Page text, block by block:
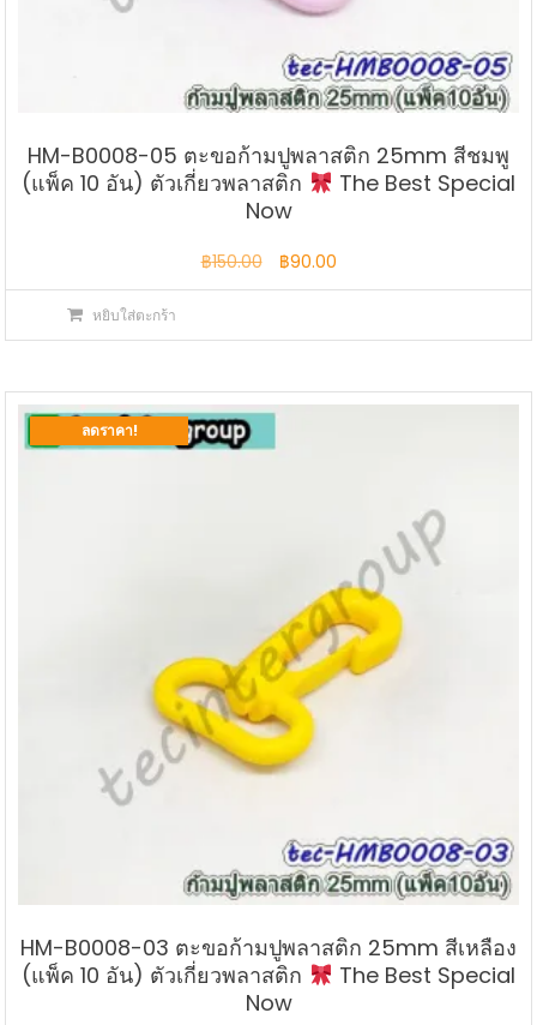
HM-B0008-05 ตะขอก้ามปูพลาสติก 25mm สีชมพู
(แพ็ค 10 อัน) ตัวเกี่ยวพลาสติก
The Best Special
Now
฿150.00
Original
price
฿90.00Current
price
หยิบใส่ตะกร้า
ลดราคา!
HM-B0008-03 ตะขอก้ามปูพลาสติก 25mm สีเหลือง
(แพ็ค 10 อัน) ตัวเกี่ยวพลาสติก
The Best Special
Now